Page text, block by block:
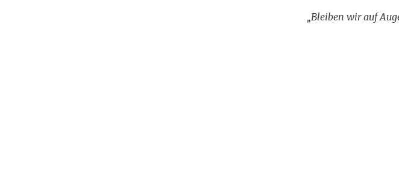
„Bleiben wir auf